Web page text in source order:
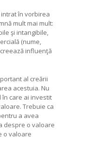
în vorbirea
mult mai mult:
şi intangibile,
(nume,
influenţă
al creării
acestuia. Nu
care ai investit
Trebuie ca
a avea
despre o valoare
o valoare